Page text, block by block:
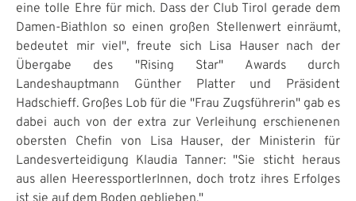
eine tolle Ehre für mich. Dass der Club Tirol gerade dem
Damen-Biathlon so einen großen Stellenwert einräumt,
bedeutet mir viel", freute sich Lisa Hauser nach der
Übergabe des "Rising Star" Awards durch
Landeshauptmann Günther Platter und Präsident
Hadschieff. Großes Lob für die "Frau Zugsführerin" gab es
dabei auch von der extra zur Verleihung erschienenen
obersten Chefin von Lisa Hauser, der Ministerin für
Landesverteidigung Klaudia Tanner: "Sie sticht heraus
aus allen HeeressportlerInnen, doch trotz ihres Erfolges